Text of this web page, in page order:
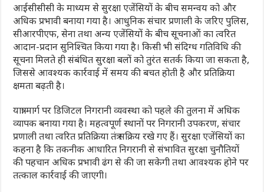
आईसीसीसी के माध्यम से सुरक्षा एजेंसियों के बीच समन्वय को और
अधिक प्रभावी बनाया गया है। आधुनिक संचार प्रणाली के जरिए पुलिस,
सीआरपीएफ, सेना तथा अन्य एजेंसियों के बीच सूचनाओं का त्वरित
आदान-प्रदान सुनिश्चित किया गया है। किसी भी संदिग्ध गतिविधि की
सूचना मिलते ही संबंधित सुरक्षा बलों को तुरंत सतर्क किया जा सकता है,
जिससे आवश्यक कार्रवाई में समय की बचत होती है और प्रतिक्रिया
क्षमता बढ़ती है।
यात्रा मार्ग पर डिजिटल निगरानी व्यवस्था को पहले की तुलना में अधिक
व्यापक बनाया गया है। महत्वपूर्ण स्थानों पर निगरानी उपकरण, संचार
प्रणाली तथा त्वरित प्रतिक्रिया तंत्र सक्रिय रखे गए हैं। सुरक्षा एजेंसियों का
कहना है कि तकनीक आधारित निगरानी से संभावित सुरक्षा चुनौतियों
की पहचान अधिक प्रभावी ढंग से की जा सकेगी तथा आवश्यक होने पर
तत्काल कार्रवाई की जाएगी।